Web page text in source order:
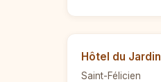
Hôtel du Jardin
Saint-Félicien